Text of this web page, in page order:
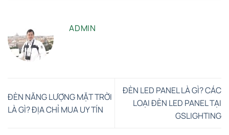
ADMIN
ĐÈN NĂNG LƯỢNG MẶT TRỜI
LÀ GÌ? ĐỊA CHỈ MUA UY TÍN
ĐÈN LED PANEL LÀ GÌ? CÁC
LOẠI ĐÈN LED PANEL TẠI
GSLIGHTING